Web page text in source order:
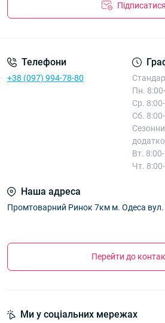
Підписатися
Телефони
+38 (097) 994-78-80
Пн.
Ср.
Сб.
Вт.
Чт.
Наша адреса
Промтоварний Ринок 7км м. Одеса
Перейти до
Ми у соціальних мережах